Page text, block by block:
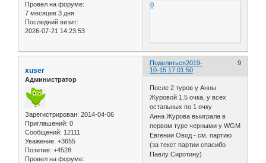
Провел на форуме:
7 месяцев 3 дня
Последний визит:
2026-07-21 14:23:53
0
Поделиться 9
2019-
10-15 17:01:50
xuser
Администратор
Зарегистрирован: 2014-04-06
Приглашений: 0
Сообщений: 12111
Уважение: +3655
Позитив: +4528
Провел на форуме:
После 2 туров у Анны
Журовой 1.5 очка, у всех
остальных по 1 очку
Анна Журова выиграла в
первом туре черными у WGM
Евгении Овод - см. партию
(за текст партии спасибо
Павлу Сиротину)